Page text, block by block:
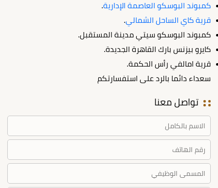
كمبوند البوسكو العاصمة الإدارية.
قرية كاي الساحل الشمالي.
كمبوند البوسكو سيتي مدينة المستقبل.
كايرو بيزنس بارك القاهرة الجديدة.
قرية امالفي رأس الحكمة.
سعداء دائما بالرد على استفسارتكم
تواصل معنا